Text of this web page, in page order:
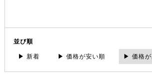
並び順
▶ 新着 ▶ 価格が安い順 ▶ 価格が